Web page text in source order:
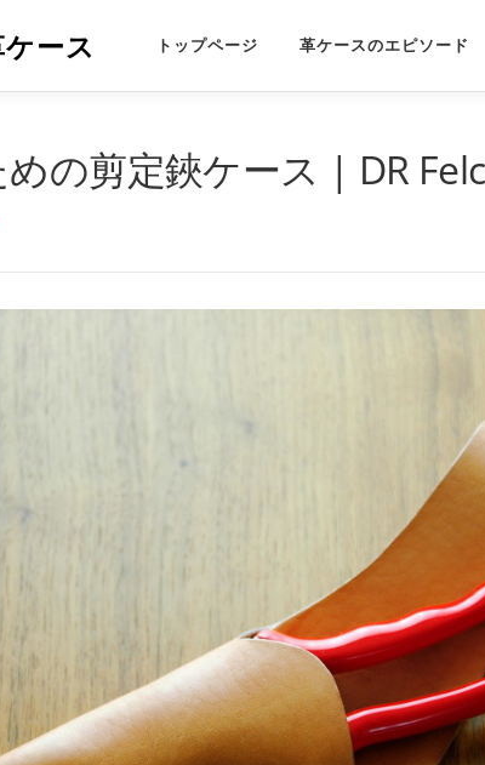
ース トップページ 革ケースのエピソード
の剪定鋏ケース | DR